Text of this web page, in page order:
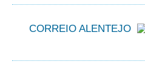
CORREIO ALENTEJO